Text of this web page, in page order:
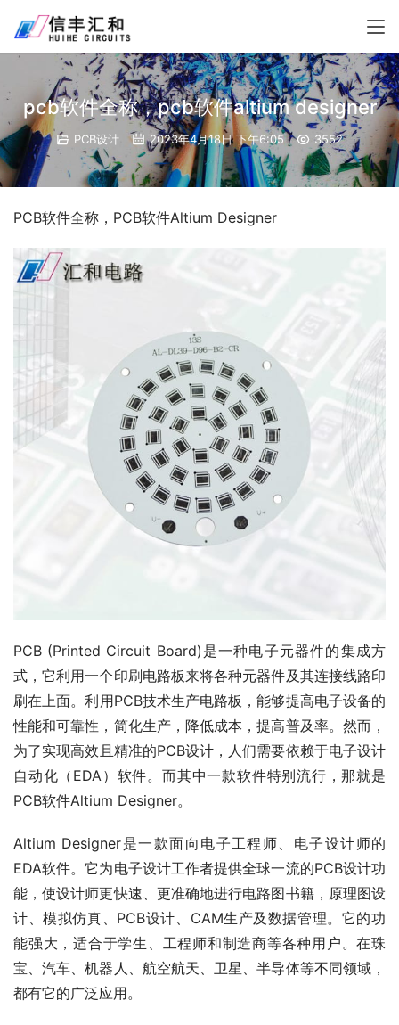
pcb软件全称，pcb软件altium designer
PCB设计 2023年4月18日 下午6:05 3552
PCB软件全称，PCB软件Altium Designer
PCB (Printed Circuit Board)是一种电子元器件的集成方
式，它利用一个印刷电路板来将各种元器件及其连接线路印
刷在上面。利用PCB技术生产电路板，能够提高电子设备的
性能和可靠性，简化生产，降低成本，提高普及率。然而，
为了实现高效且精准的PCB设计，人们需要依赖于电子设计
自动化（EDA）软件。而其中一款软件特别流行，那就是
PCB软件Altium Designer。
Altium Designer是一款面向电子工程师、电子设计师的
EDA软件。它为电子设计工作者提供全球一流的PCB设计功
能，使设计师更快速、更准确地进行电路图书籍，原理图设
计、模拟仿真、PCB设计、CAM生产及数据管理。它的功
能强大，适合于学生、工程师和制造商等各种用户。在珠
宝、汽车、机器人、航空航天、卫星、半导体等不同领域，
都有它的广泛应用。